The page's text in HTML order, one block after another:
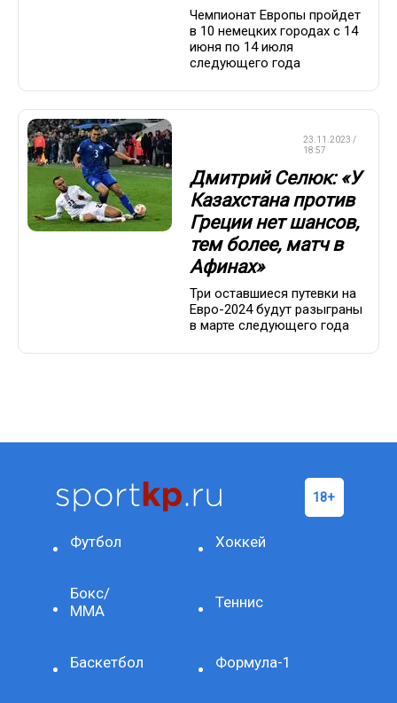
Чемпионат Европы пройдет
в 10 немецких городах с 14
июня по 14 июля
следующего года
23.11.2023 /
18:57
Дмитрий Селюк: «У
Казахстана против
Греции нет шансов,
тем более, матч в
Афинах»
Три оставшиеся путевки на
Евро-2024 будут разыграны
в марте следующего года
Футбол Хоккей
Бокс/
ММА
Теннис
Баскетбол Формула-1